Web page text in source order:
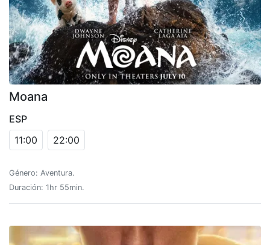
Moana
ESP
11:00
22:00
Género: Aventura.
Duración: 1hr 55min.